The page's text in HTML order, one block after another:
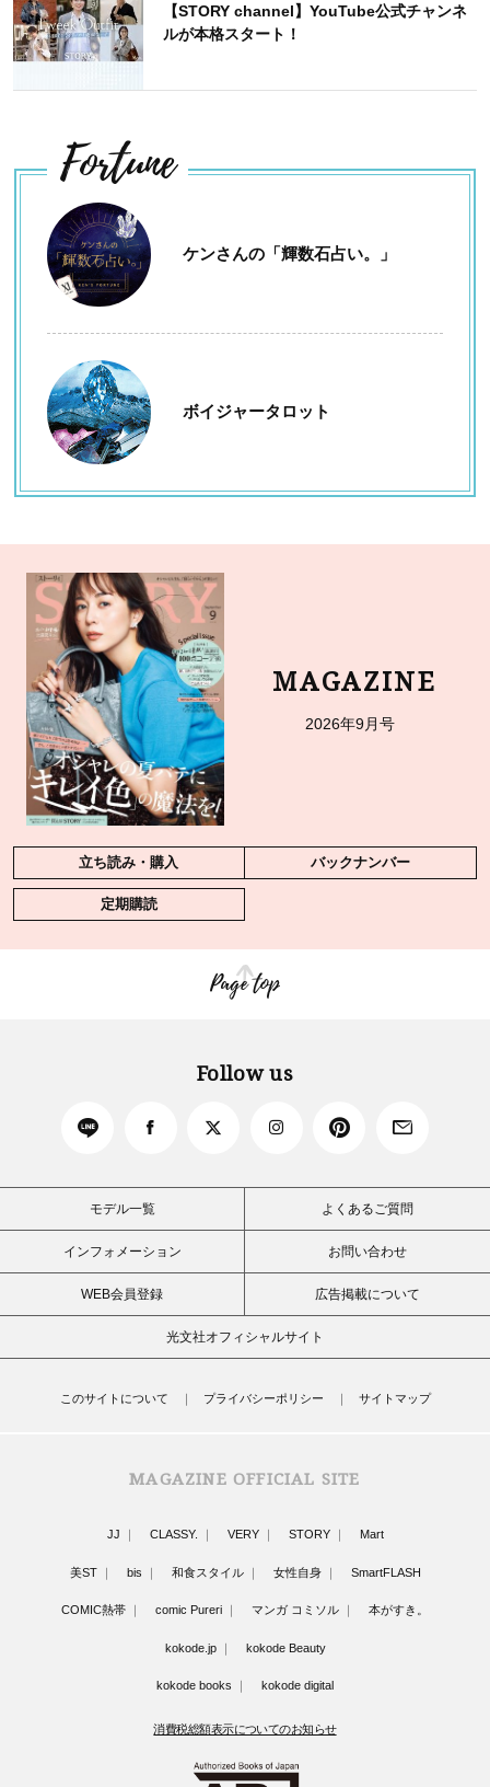
【STORY channel】YouTube公式チャンネ
ルが本格スタート！
Fortune
ケンさんの「輝数石占い。」
ボイジャータロット
MAGAZINE
2026年9月号
立ち読み・購入 バックナンバー
定期購読
Page top
Follow us
モデル一覧 よくあるご質問
インフォメーション お問い合わせ
WEB会員登録 広告掲載について
光文社オフィシャルサイト
このサイトについて プライバシーポリシー サイトマップ
MAGAZINE OFFICIAL SITE
JJ CLASSY. VERY STORY Mart
美ST bis 和食スタイル 女性自身 SmartFLASH
COMIC熱帯 comic Pureri マンガ コミソル 本がすき。
kokode.jp kokode Beauty
kokode books kokode digital
消費税総額表示についてのお知らせ